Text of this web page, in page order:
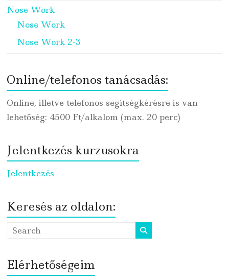
Nose Work
Nose Work
Nose Work 2-3
Online/telefonos tanácsadás:
Online, illetve telefonos segítségkérésre is van
lehetőség: 4500 Ft/alkalom (max. 20 perc)
Jelentkezés kurzusokra
Jelentkezés
Keresés az oldalon:
Elérhetőségeim